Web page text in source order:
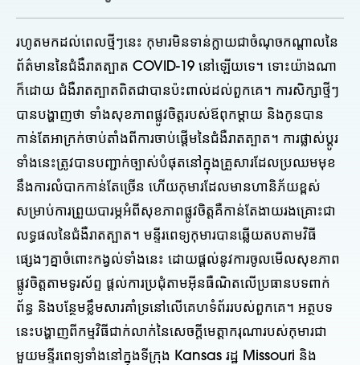
រហូតមកដល់ពេលថ្មីៗនេះ កុមារមិនទាន់ក្លាយជាចំណុចកណ្តាលនៃ
ព័ត៌មាននៃជំងឺរាតត្បាត COVID-19 នៅឡើយទេ។ ទោះយ៉ាងណា
ក៏ដោយ ជំងឺរាតត្បាតពិតជាបានប៉ះពាល់ដល់ពួកគេ។ ការសិក្សាថ្មីៗ
បានបង្ហាញថា ទាំងសុខភាពផ្លូវចិត្តរបស់ឪពុកម្តាយ និងកូនបាន
កាន់តែអាក្រក់ចាប់តាំងពីការចាប់ផ្តើមនៃជំងឺរាតត្បាត។ ការផ្លាស់ប្តូរ
ទាំងនេះត្រូវបានបញ្ជាក់ច្បាស់បំផុតនៅក្នុងគ្រួសារដែលប្រឈមមុខ
នឹងការលំបាកកាន់តែច្រើន ហើយកុមារដែលមានហានិភ័យខ្ពស់
សម្រាប់ការព្រួយបារម្ភអំពីសុខភាពផ្លូវចិត្តគឺកាន់តែងាយរងគ្រោះជា
លទ្ធផលនៃជំងឺរាតត្បាត។ មន្ទីរពេទ្យកុមារបានឆ្លើយតបតាមវិធី
ផ្សេងៗគ្នាចំពោះកង្វល់ទាំងនេះ ដោយផ្តល់នូវការចូលមើលសុខភាព
ផ្លូវចិត្តតាមទូរស័ព្ទ ផ្តល់ការប្រជុំតាមអ៊ីនធឺណិតលើប្រធានបទពាក់
ព័ន្ធ និងបន្ថែមខ្លឹមសារគាំទ្រនៅលើគេហទំព័ររបស់ពួកគេ។ អត្ថបទ
នេះបង្ហាញពីកម្មវិធីជាក់លាក់នៃសេចក្តីមេត្តាករុណារបស់កុមារជា
មួយមន្ទីរពេទ្យទាំងនៅក្នុងទីក្រុង Kansas រដ្ឋ Missouri និង